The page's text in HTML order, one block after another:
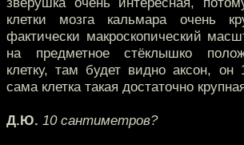
клетки мозга кальмара очень
фактически макроскопический
на предметное стёклышко
клетку, там будет видно аксон,
сама клетка такая достаточно
Д.Ю. 10 сантиметров?